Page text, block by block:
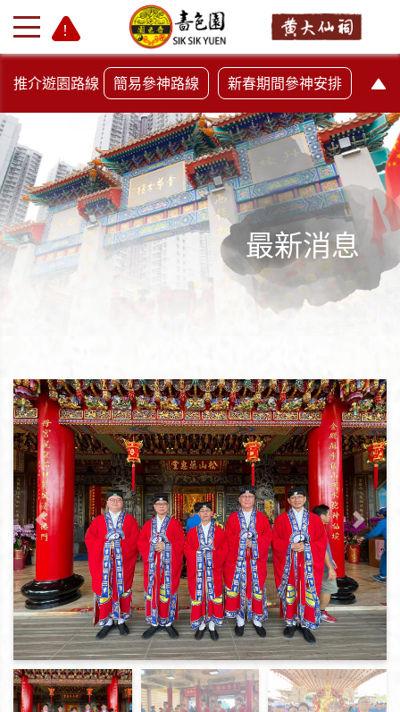
+ -
推介遊園路線 簡易參神路線 新春期間參神安排
最新消息
上一頁 下一頁